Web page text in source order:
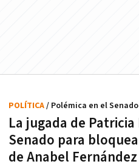
La jugada de
Senado para
de Anabel
POLÍTICA/ Polémica en el Senado